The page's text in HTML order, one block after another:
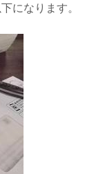
になります。